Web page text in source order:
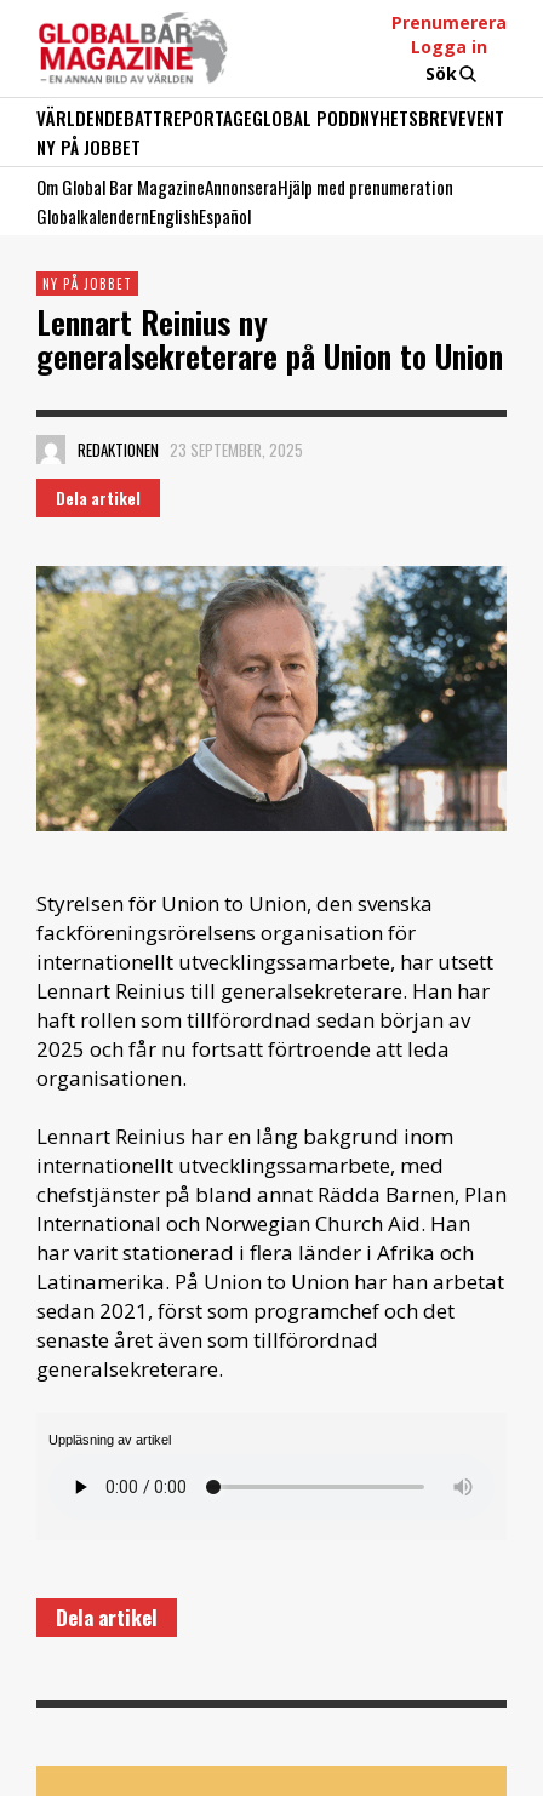
Prenumerera
Logga in
Sök
VÄRLDENDEBATTREPORTAGEGLOBAL PODDNYHETSBREVEVENT
NY PÅ JOBBET
Om Global Bar MagazineAnnonseraHjälp med prenumeration
GlobalkalendernEnglishEspañol
NY PÅ JOBBET
Lennart Reinius ny
generalsekreterare på Union to Union
REDAKTIONEN 23 SEPTEMBER, 2025
Dela artikel
Styrelsen för Union to Union, den svenska
fackföreningsrörelsens organisation för
internationellt utvecklingssamarbete, har utsett
Lennart Reinius till generalsekreterare. Han har
haft rollen som tillförordnad sedan början av
2025 och får nu fortsatt förtroende att leda
organisationen.
Lennart Reinius har en lång bakgrund inom
internationellt utvecklingssamarbete, med
chefstjänster på bland annat Rädda Barnen, Plan
International och Norwegian Church Aid. Han
har varit stationerad i flera länder i Afrika och
Latinamerika. På Union to Union har han arbetat
sedan 2021, först som programchef och det
senaste året även som tillförordnad
generalsekreterare.
Uppläsning av artikel
Dela artikel